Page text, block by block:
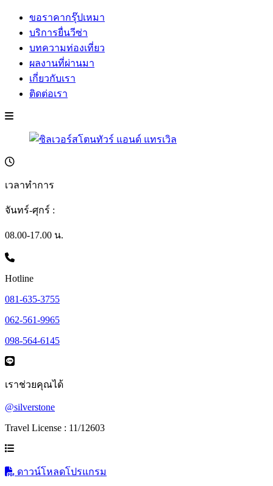
ขอราคากรุ๊ปเหมา
บริการยื่นวีซ่า
บทความท่องเที่ยว
ผลงานที่ผ่านมา
เกี่ยวกับเรา
ติดต่อเรา
เวลาทำการ
จันทร์-ศุกร์ :
08.00-17.00 น.
Hotline
081-635-3755
062-561-9965
098-564-6145
เราช่วยคุณได้
@silverstone
Travel License : 11/12603
ดาวน์โหลดโปรแกรม